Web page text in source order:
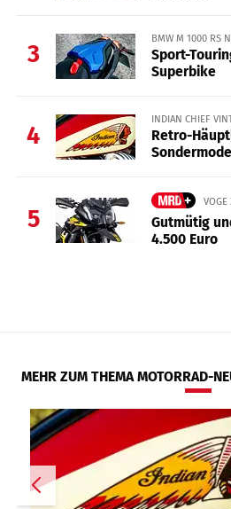
3
BMW M 1000 RS
Sport-
Superbike
4
INDIAN CHIEF
Retro-
5
VOGE
Gutmütig
4.500 Euro
MEHR ZUM THEMA MOTORRAD-